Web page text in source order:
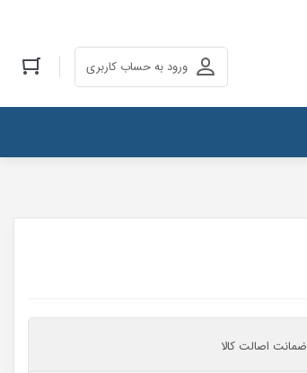
ورود به حساب کاربری
ضمانت اصالت کالا